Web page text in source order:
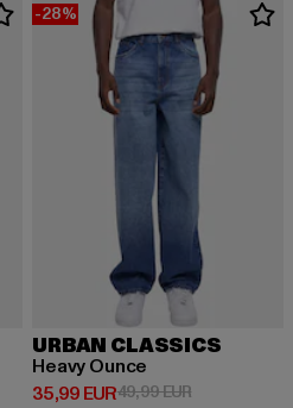
49,99 EUR
-28%
URBAN CLASSICS
Heavy Ounce
35,99 EUR
Derzeitiger Preis: 35,99 EUR
49,99 EURAktionspreis: